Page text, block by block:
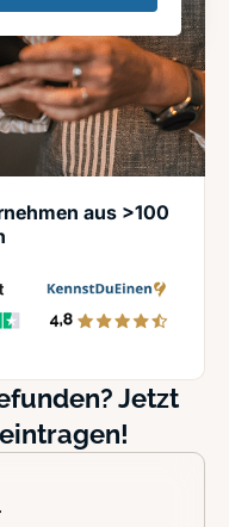
aus >100
Jetzt